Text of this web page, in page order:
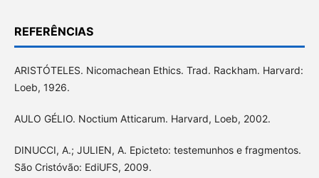
REFERÊNCIAS
ARISTÓTELES. Nicomachean Ethics. Trad. Rackham. Harvard:
Loeb, 1926.
AULO GÉLIO. Noctium Atticarum. Harvard, Loeb, 2002.
DINUCCI, A.; JULIEN, A. Epicteto: testemunhos e fragmentos.
São Cristóvão: EdiUFS, 2009.